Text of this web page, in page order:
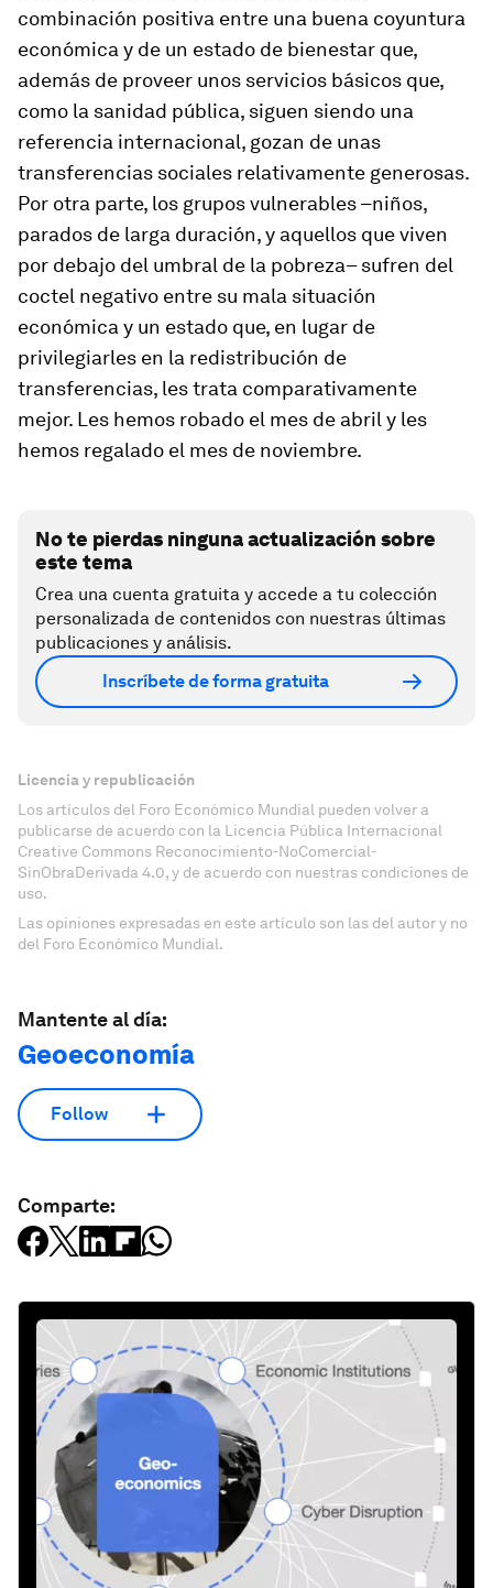
combinación positiva entre una buena coyuntura
económica y de un estado de bienestar que,
además de proveer unos servicios básicos que,
como la sanidad pública, siguen siendo una
referencia internacional, gozan de unas
transferencias sociales relativamente generosas.
Por otra parte, los grupos vulnerables –niños,
parados de larga duración, y aquellos que viven
por debajo del umbral de la pobreza– sufren del
coctel negativo entre su mala situación
económica y un estado que, en lugar de
privilegiarles en la redistribución de
transferencias, les trata comparativamente
mejor. Les hemos robado el mes de abril y les
hemos regalado el mes de noviembre.
No te pierdas ninguna actualización sobre
este tema
Crea una cuenta gratuita y accede a tu colección
personalizada de contenidos con nuestras últimas
publicaciones y análisis.
Inscríbete de forma gratuita
Licencia y republicación
Los artículos del Foro Económico Mundial pueden volver a
publicarse de acuerdo con la Licencia Pública Internacional
Creative Commons Reconocimiento-NoComercial-
SinObraDerivada 4.0, y de acuerdo con nuestras condiciones de
uso.
Las opiniones expresadas en este artículo son las del autor y no
del Foro Económico Mundial.
Mantente al día:
Geoeconomía
Follow
Comparte: